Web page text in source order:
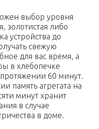
выбор уровня
золотистая либо
устройства до
свежую
для вас время, а
в хлебопечке
60 минут.
память агрегата на
минут хранит
в случае
в доме.